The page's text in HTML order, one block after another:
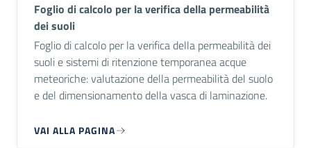
Foglio di calcolo per la verifica della permeabilità
dei suoli
Foglio di calcolo per la verifica della permeabilità dei
suoli e sistemi di ritenzione temporanea acque
meteoriche: valutazione della permeabilità del suolo
e del dimensionamento della vasca di laminazione.
VAI ALLA PAGINA